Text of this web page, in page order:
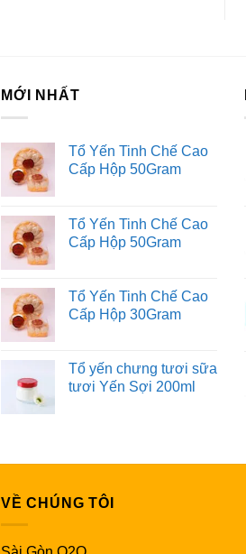
MỚI NHẤT
Tổ Yến Tinh Chế Cao
Cấp Hộp 50Gram
Tổ Yến Tinh Chế Cao
Cấp Hộp 50Gram
Tổ Yến Tinh Chế Cao
Cấp Hộp 30Gram
Tổ yến chưng tươi sữa
tươi Yến Sợi 200ml
VỀ CHÚNG TÔI